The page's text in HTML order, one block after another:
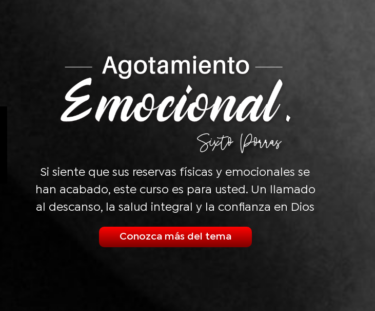
Si siente que sus reservas físicas y emocionales se
han acabado, este curso es para usted. Un llamado
al descanso, la salud integral y la confianza en Dios
Conozca más del tema